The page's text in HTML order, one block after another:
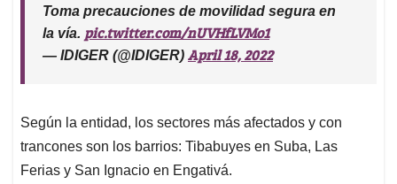
Toma precauciones de movilidad segura en
la vía. pic.twitter.com/nUVHfLVMo1
— IDIGER (@IDIGER) April 18, 2022
Según la entidad, los sectores más afectados y con
trancones son los barrios: Tibabuyes en Suba, Las
Ferias y San Ignacio en Engativá.